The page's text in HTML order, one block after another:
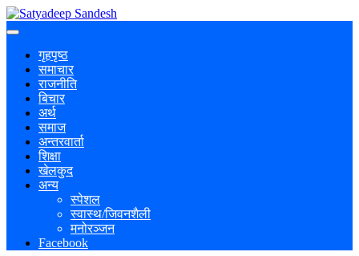
गृहपृष्ठ
समाचार
राजनीति
बिचार
अर्थ
समाज
अन्तरवार्ता
शिक्षा
खेलकुद
अन्य
स्पेशल
स्वास्थ/जिवनशैली
मनोरञ्जन
Facebook